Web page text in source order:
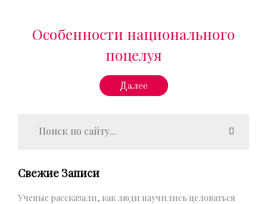
Особенности национального
поцелуя
Далее
Свежие Записи
Ученые рассказали, как люди научились целоваться